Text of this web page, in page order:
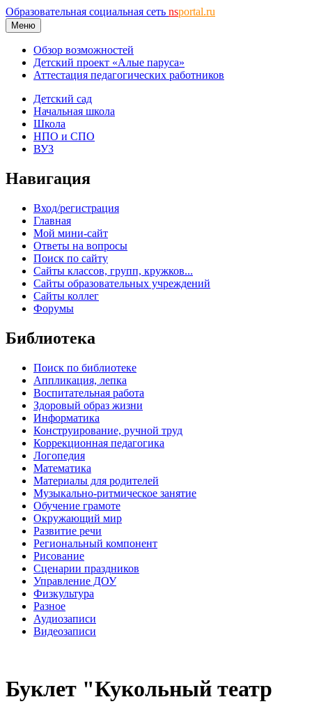
Образовательная социальная сеть nsportal.ru
Меню
Обзор возможностей
Детский проект «Алые паруса»
Аттестация педагогических работников
Детский сад
Начальная школа
Школа
НПО и СПО
ВУЗ
Навигация
Вход/регистрация
Главная
Мой мини-сайт
Ответы на вопросы
Поиск по сайту
Сайты классов, групп, кружков...
Сайты образовательных учреждений
Сайты коллег
Форумы
Библиотека
Поиск по библиотеке
Аппликация, лепка
Воспитательная работа
Здоровый образ жизни
Информатика
Конструирование, ручной труд
Коррекционная педагогика
Логопедия
Математика
Материалы для родителей
Музыкально-ритмическое занятие
Обучение грамоте
Окружающий мир
Развитие речи
Региональный компонент
Рисование
Сценарии праздников
Управление ДОУ
Физкультура
Разное
Аудиозаписи
Видеозаписи
Буклет "Кукольный театр